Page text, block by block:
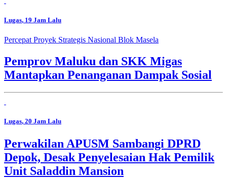
Lugas, 19 Jam Lalu
Percepat Proyek Strategis Nasional Blok Masela
Pemprov Maluku dan SKK Migas
Mantapkan Penanganan Dampak Sosial
Lugas, 20 Jam Lalu
Perwakilan APUSM Sambangi DPRD
Depok, Desak Penyelesaian Hak Pemilik
Unit Saladdin Mansion